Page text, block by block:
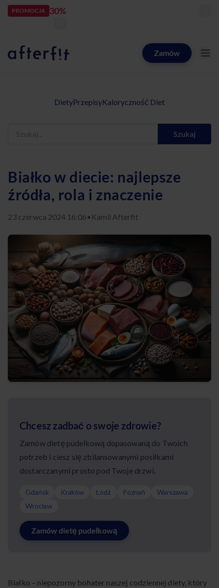
PROMOCJA 30%
Catering dietetyczny AfterfitZamów
DietyPrzepisyKaloryczność Diet
Szukaj
Białko w diecie: najlepsze
źródła, rola i znaczenie
23 czerwca 2024 16:06• Kamil Afterfit
Chcesz zadbać o swoje zdrowie?
Zamów dietę pudełkową dopasowaną do Twoich
potrzeb i ciesz się zbilansowanymi posiłkami
dostarczanymi prosto pod Twoje drzwi.
Gdańsk Kraków Łódź Poznań
Warszawa
Wrocław
Zamów dietę pudełkową
Białko – niepozorny bohater naszej codziennej diety, który